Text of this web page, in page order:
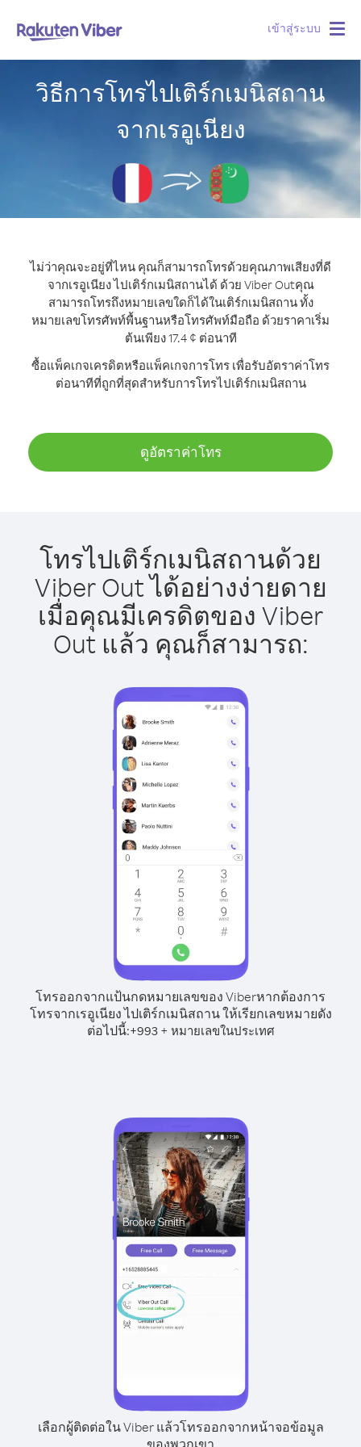
เข้าสู่ระบบ
วิธีการโทรไปเติร์กเมนิสถาน
จากเรอูเนียง
ไม่ว่าคุณจะอยู่ที่ไหน คุณก็สามารถโทรด้วยคุณภาพเสียงที่ดี
จากเรอูเนียง ไปเติร์กเมนิสถานได้ ด้วย Viber Outคุณ
สามารถโทรถึงหมายเลขใดก็ได้ในเติร์กเมนิสถาน ทั้ง
หมายเลขโทรศัพท์พื้นฐานหรือโทรศัพท์มือถือ ด้วยราคาเริ่ม
ต้นเพียง 17.4 ¢ ต่อนาที
ซื้อแพ็คเกจเครดิตหรือแพ็คเกจการโทร เพื่อรับอัตราค่าโทร
ต่อนาทีที่ถูกที่สุดสำหรับการโทรไปเติร์กเมนิสถาน
ดูอัตราค่าโทร
โทรไปเติร์กเมนิสถานด้วย
Viber Out ได้อย่างง่ายดาย
เมื่อคุณมีเครดิตของ Viber
Out แล้ว คุณก็สามารถ:
โทรออกจากแป้นกดหมายเลขของ Viberหากต้องการ
โทรจากเรอูเนียง ไปเติร์กเมนิสถาน ให้เรียกเลขหมายดัง
ต่อไปนี้:+993+ หมายเลขในประเทศ
เลือกผู้ติดต่อใน Viber แล้วโทรออกจากหน้าจอข้อมูล
ของพวกเขา